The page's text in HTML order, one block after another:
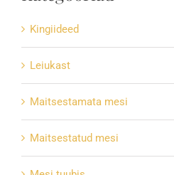
Kingiideed
Leiukast
Maitsestamata mesi
Maitsestatud mesi